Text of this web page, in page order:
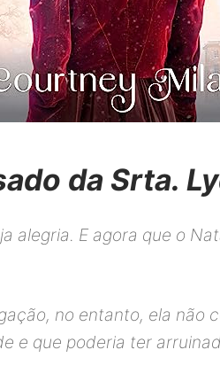
da Srta.
alegria. E agora que o
no entanto, ela não
e que poderia ter